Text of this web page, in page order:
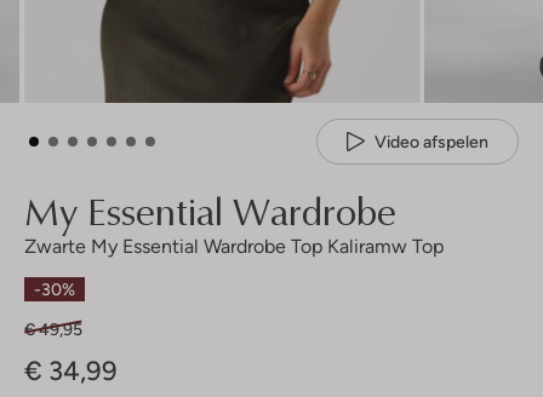
Video afspelen
My Essential Wardrobe
Zwarte My Essential Wardrobe Top Kaliramw Top
-30%
€ 49,95
€ 34,99